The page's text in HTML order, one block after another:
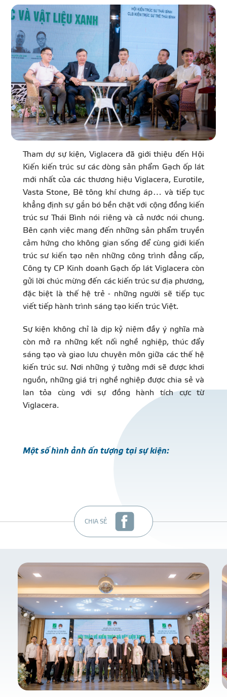
Tham dự sự kiện, Viglacera đã giới thiệu đến Hội
Kiến kiến trúc sư các dòng sản phẩm Gạch ốp lát
mới nhất của các thương hiệu Viglacera, Eurotile,
Vasta Stone, Bê tông khí chưng áp… và tiếp tục
khẳng định sự gắn bó bền chặt với cộng đồng kiến
trúc sư Thái Bình nói riêng và cả nước nói chung.
Bên cạnh việc mang đến những sản phẩm truyền
cảm hứng cho không gian sống để cùng giới kiến
trúc sư kiến tạo nên những công trình đẳng cấp,
Công ty CP Kinh doanh Gạch ốp lát Viglacera còn
gửi lời chúc mừng đến các kiến trúc sư địa phương,
đặc biệt là thế hệ trẻ - những người sẽ tiếp tục
viết tiếp hành trình sáng tạo kiến trúc Việt.
Sự kiện không chỉ là dịp kỷ niệm đầy ý nghĩa mà
còn mở ra những kết nối nghề nghiệp, thúc đẩy
sáng tạo và giao lưu chuyên môn giữa các thế hệ
kiến trúc sư. Nơi những ý tưởng mới sẽ được khơi
nguồn, những giá trị nghề nghiệp được chia sẻ và
lan tỏa cùng với sự đồng hành tích cực từ
Viglacera.
Một số hình ảnh ấn tượng tại sự kiện:
CHIA SẺ